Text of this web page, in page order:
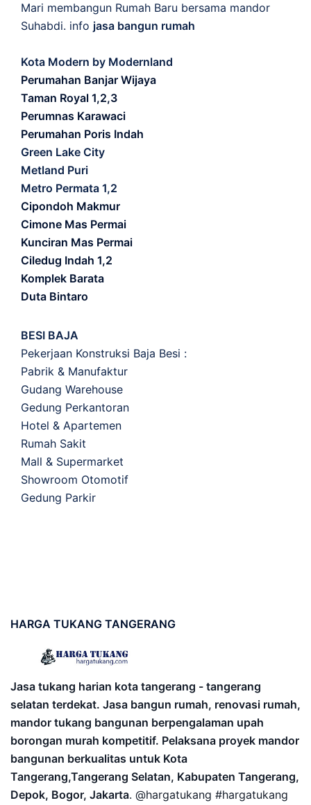
Mari membangun Rumah Baru bersama mandor
Suhabdi. info jasa bangun rumah
Kota Modern by Modernland
Perumahan Banjar Wijaya
Taman Royal 1,2,3
Perumnas Karawaci
Perumahan Poris Indah
Green Lake City
Metland Puri
Metro Permata 1,2
Cipondoh Makmur
Cimone Mas Permai
Kunciran Mas Permai
Ciledug Indah 1,2
Komplek Barata
Duta Bintaro
BESI BAJA
Pekerjaan Konstruksi Baja Besi :
Pabrik & Manufaktur
Gudang Warehouse
Gedung Perkantoran
Hotel & Apartemen
Rumah Sakit
Mall & Supermarket
Showroom Otomotif
Gedung Parkir
HARGA TUKANG TANGERANG
Jasa tukang harian kota tangerang - tangerang
selatan terdekat. Jasa bangun rumah, renovasi rumah,
mandor tukang bangunan berpengalaman upah
borongan murah kompetitif. Pelaksana proyek mandor
bangunan berkualitas untuk Kota
Tangerang,Tangerang Selatan, Kabupaten Tangerang,
Depok, Bogor, Jakarta. @hargatukang #hargatukang